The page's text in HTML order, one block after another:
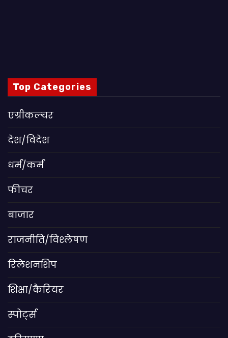
Top Categories
एग्रीकल्चर
देश/विदेश
धर्म/कर्म
फीचर
बाजार
राजनीति/विश्लेषण
रिलेशनशिप
शिक्षा/कैरियर
स्पोर्ट्स